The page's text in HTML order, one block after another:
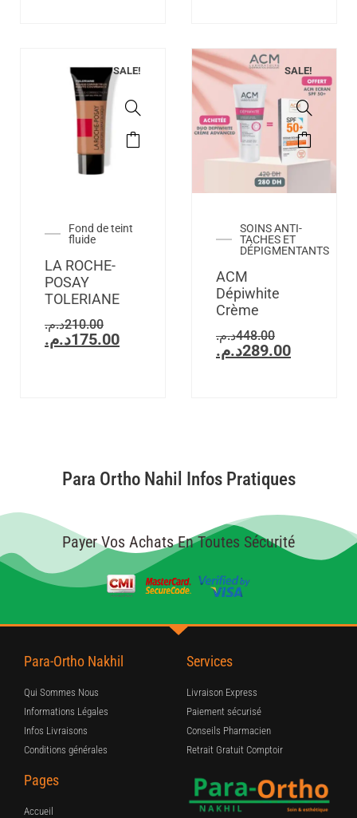
SALE!
Fond de teint
fluide
LA ROCHE-
POSAY
TOLERIANE
210.00د.م.
175.00د.م.
SALE!
SOINS ANTI-
TACHES ET
DÉPIGMENTANTS
ACM
Dépiwhite
Crème
448.00د.م.
289.00د.م.
Para Ortho Nahil Infos Pratiques
Payer Vos Achats En Toutes Sécurité
Para-Ortho Nakhil
Qui Sommes Nous
Informations Légales
Infos Livraisons
Conditions générales
Services
Livraison Express
Paiement sécurisé
Conseils Pharmacien
Retrait Gratuit Comptoir
Pages
Accueil